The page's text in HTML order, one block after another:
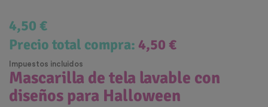
4,50 €
Precio total compra: 4,50 €
Impuestos incluidos
Mascarilla de tela lavable con
diseños para Halloween